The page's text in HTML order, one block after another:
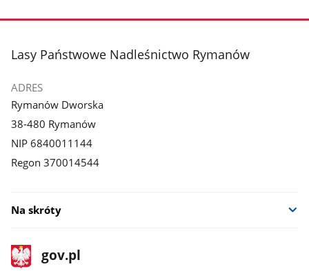
stopka
Lasy Państwowe Nadleśnictwo Rymanów
ADRES
Rymanów Dworska
38-480 Rymanów
NIP 6840011144
Regon 370014544
Na skróty
stopka
gov.pl
Strona
gov.pl